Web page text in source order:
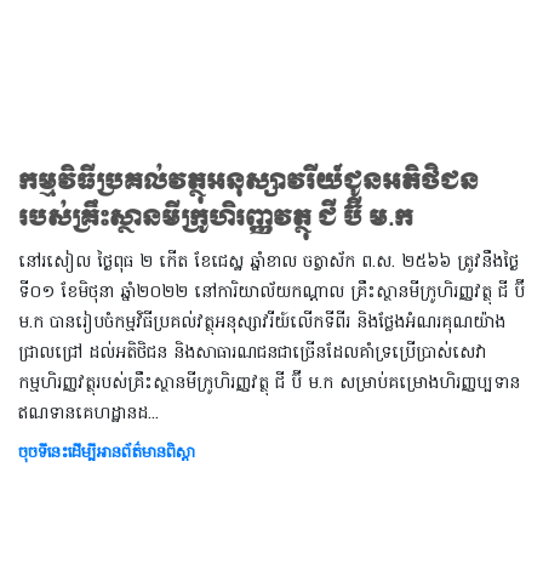
កម្មវិធីប្រគល់វត្ថុអនុស្សាវរីយ៍ជូនអតិថិជន
របស់គ្រឹះស្ថានមីក្រូហិរញ្ញវត្ថុ ជី ប៊ី ម.ក
នៅរសៀល ថ្ងៃ​ពុធ ២ កើត ខែជេស្ឋ ឆ្នាំខាល ចត្វាស័ក ព.ស. ២៥៦៦ ត្រូវនឹងថ្ងៃ​
ទី០១ ខែមិថុនា ឆ្នាំ២០២២ នៅការិយាល័យកណ្តាល គ្រឹះស្ថានមីក្រូហិរញ្ញវត្ថុ ជី ប៊ី
ម.ក បានរៀបចំកម្មវិធីប្រគល់វត្ថុអនុស្សាវរីយ៍លើកទីពីរ និងថ្លែងអំណរគុណយ៉ាង
ជ្រាលជ្រៅ ដល់អតិថិជន និងសាធារណជនជាច្រើនដែលគាំទ្រប្រើប្រាស់សេវា
កម្មហិរញ្ញវត្ថុរបស់គ្រឹះស្ថានមីក្រូហិរញ្ញវត្ថុ ជី ប៊ី ម.ក សម្រាប់គម្រោងហិរញ្ញប្បទាន
ឥណទានគេហដ្ឋានដ...
ចុចទីនេះដើម្បីអានព័ត៌មានពិស្តា